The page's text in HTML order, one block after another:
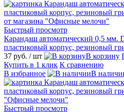
Быстрый просмотр
Карандаш автоматический 0,5 мм.
пластиковый корпус, резиновый
37 руб. / шт В корзину
Купить в 1 клик К сравнению
В избранное
В
Быстрый просмотр